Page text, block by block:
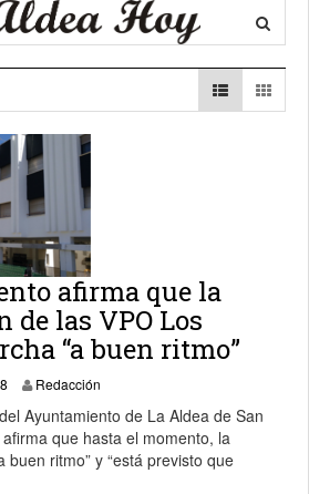
afirma que la
las VPO Los
“a buen ritmo”
10 octubre, 2018
Redacción
Ayuntamiento de La Aldea de San
que hasta el momento, la
buen ritmo” y “está previsto que